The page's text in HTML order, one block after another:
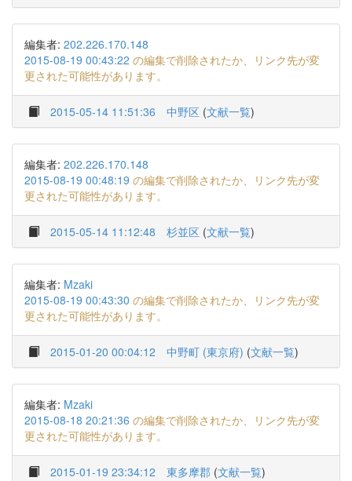
編集者: 202.226.170.148
2015-08-19 00:43:22 の編集で削除されたか、リンク先が変
更された可能性があります。
2015-05-14 11:51:36 中野区 (文献一覧)
編集者: 202.226.170.148
2015-08-19 00:48:19 の編集で削除されたか、リンク先が変
更された可能性があります。
2015-05-14 11:12:48 杉並区 (文献一覧)
編集者: Mzaki
2015-08-19 00:43:30 の編集で削除されたか、リンク先が変
更された可能性があります。
2015-01-20 00:04:12 中野町 (東京府) (文献一覧)
編集者: Mzaki
2015-08-18 20:21:36 の編集で削除されたか、リンク先が変
更された可能性があります。
2015-01-19 23:34:12 東多摩郡 (文献一覧)